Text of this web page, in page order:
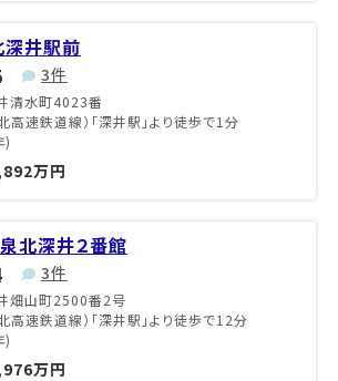
深井駅前
3件
清水町4023番
高速鉄道線）「深井駅」より徒歩で1分
)
万円
北深井２番館
3件
畑山町2500番2号
高速鉄道線）「深井駅」より徒歩で12分
)
万円